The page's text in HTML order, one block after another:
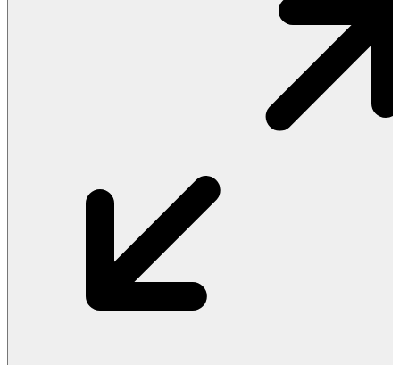
Thiết Bị Nước TÂN Á ĐẠI THÀNH